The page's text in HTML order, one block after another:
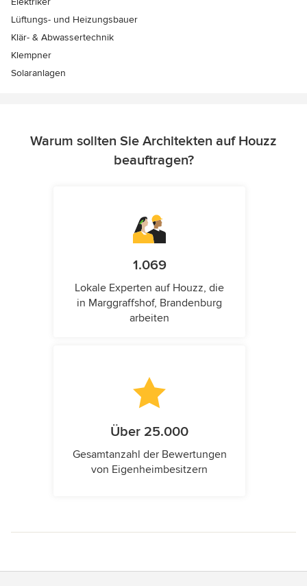
Lüftungs- und Heizungsbauer
Klär- & Abwassertechnik
Klempner
Solaranlagen
Warum sollten Sie Architekten auf Houzz
beauftragen?
1.069
Lokale Experten auf Houzz, die
in Marggraffshof, Brandenburg
arbeiten
Über 25.000
Gesamtanzahl der Bewertungen
von Eigenheimbesitzern